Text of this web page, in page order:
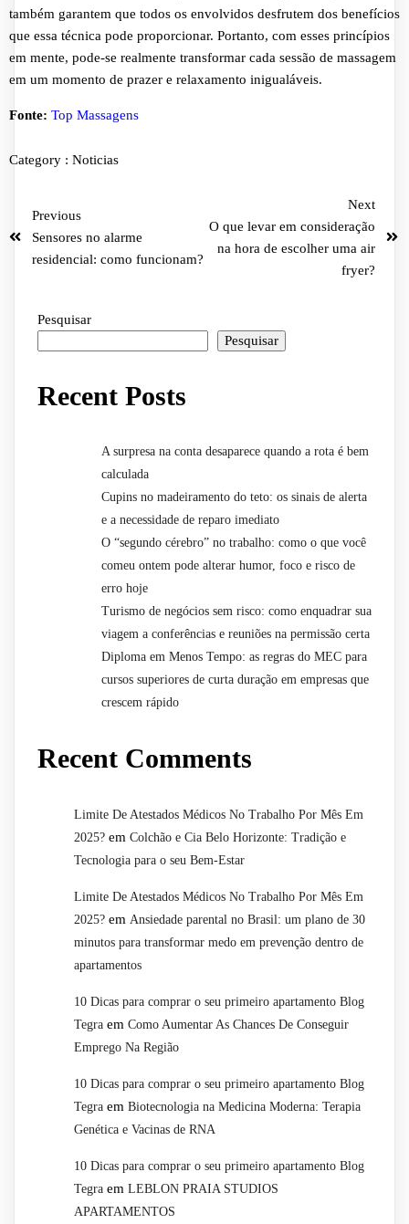
também garantem que todos os envolvidos desfrutem dos benefícios
que essa técnica pode proporcionar. Portanto, com esses princípios
em mente, pode-se realmente transformar cada sessão de massagem
em um momento de prazer e relaxamento inigualáveis.
Fonte: Top Massagens
Category : Noticias
Previous
Sensores no alarme
residencial: como funcionam?
Next
O que levar em consideração
na hora de escolher uma air
fryer?
Pesquisar
Pesquisar
Recent Posts
A surpresa na conta desaparece quando a rota é bem
calculada
Cupins no madeiramento do teto: os sinais de alerta
e a necessidade de reparo imediato
O “segundo cérebro” no trabalho: como o que você
comeu ontem pode alterar humor, foco e risco de
erro hoje
Turismo de negócios sem risco: como enquadrar sua
viagem a conferências e reuniões na permissão certa
Diploma em Menos Tempo: as regras do MEC para
cursos superiores de curta duração em empresas que
crescem rápido
Recent Comments
Limite De Atestados Médicos No Trabalho Por Mês Em
2025? em Colchão e Cia Belo Horizonte: Tradição e
Tecnologia para o seu Bem-Estar
Limite De Atestados Médicos No Trabalho Por Mês Em
2025? em Ansiedade parental no Brasil: um plano de 30
minutos para transformar medo em prevenção dentro de
apartamentos
10 Dicas para comprar o seu primeiro apartamento Blog
Tegra em Como Aumentar As Chances De Conseguir
Emprego Na Região
10 Dicas para comprar o seu primeiro apartamento Blog
Tegra em Biotecnologia na Medicina Moderna: Terapia
Genética e Vacinas de RNA
10 Dicas para comprar o seu primeiro apartamento Blog
Tegra em LEBLON PRAIA STUDIOS
APARTAMENTOS